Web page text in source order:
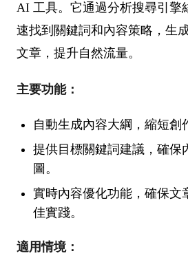
AI 工具。它通過分析搜尋引擎
速找到關鍵詞和內容策略，生
文章，提升自然流量。
主要功能：
自動生成內容大綱，縮短創
提供目標關鍵詞建議，確保
圖。
實時內容優化功能，確保文
佳實踐。
適用情境：